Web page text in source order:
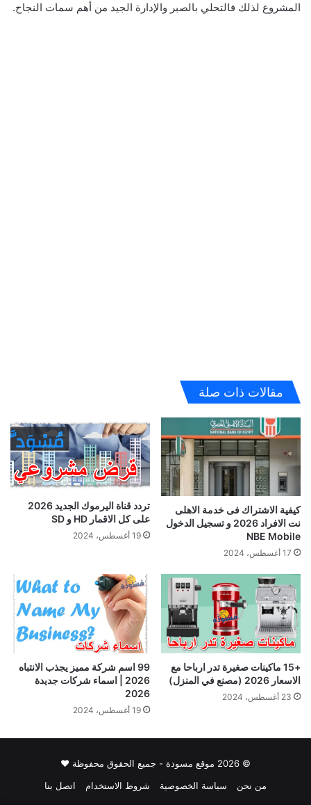
المشروع لذلك فالتحلي بالصبر والإدارة الجيد من أهم سمات النجاح.
مقالات ذات صلة
كيفية الاشتراك فى خدمة الاهلى
نت الافراد 2026 و تسجيل الدخول
NBE Mobile
17 أغسطس، 2024
تردد قناة اليرموك الجديد 2026
على كل الاقمار HD و SD
19 أغسطس، 2024
+15 ماكينات صغيرة تدر ارباحا مع
الاسعار 2026 (مصنع في المنزل)
23 أغسطس، 2024
99 اسم شركة مميز يجذب الانتباه
2026 | اسماء شركات جديدة
2026
19 أغسطس، 2024
© 2026 موقع مسودة - جميع الحقوق محفوظة ♥
من نحن
سياسة الخصوصية شروط الاستخدام اتصل بنا